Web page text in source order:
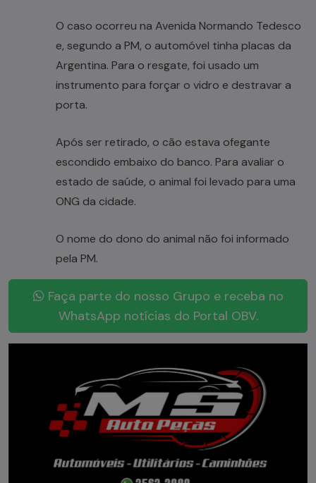
O caso ocorreu na Avenida Normando Tedesco
e, segundo a PM, o automóvel tinha placas da
Argentina. Para o resgate, foi usado um
instrumento para forçar o vidro e destravar a
porta.
Após ser retirado, o cão estava ofegante
escondido embaixo do banco. Para avaliar o
estado de saúde, o animal foi levado para uma
ONG da cidade.
O nome do dono do animal não foi informado
pela PM.
Faça parte do nosso Grupo e receba no
WhatsApp notícias do Portal OBV.